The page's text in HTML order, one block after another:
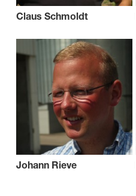
Claus Schmoldt
Johann Rieve